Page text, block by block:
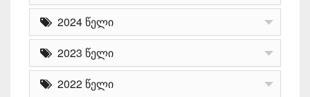
2024 წელი
2023 წელი
2022 წელი